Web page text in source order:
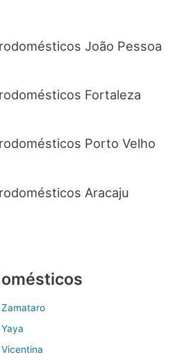
João Pessoa
Fortaleza
Porto Velho
Aracaju
Zamataro